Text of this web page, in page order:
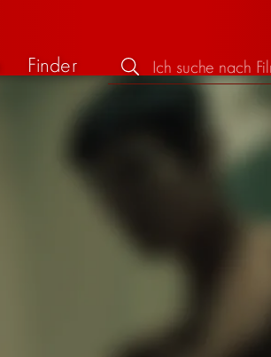
Finder